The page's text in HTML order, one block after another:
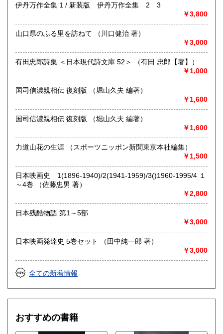
◆出張買取・本の整理・遺品整理・実家整理・生前整理・終
活 ご相談ください
沿線名：西鉄天神大牟田線
営業時間：13:00-18:00
定休日：不定休
◆人文科学・文藝・芸術・自然科学・社会科学などの専門書
はもちろん、昭和レトロなもの歓迎! 雑誌・レコード・戦時
◆大量の本の処分、不動産処分に伴う大量のモノの処分も併
◆福岡近郊はもちろん、大量の場合は九州一円・山口まで出
取り扱い分野
伊丹万作全集 1 / 新装版 伊丹万作全集 2 3
￥3,800
山口県のふる里を訪ねて （川口健治 著）
￥3,000
有田忠郎詩集 ＜日本現代詩文庫 52＞ （有田 忠郎【著】）
￥1,000
国司信濃親相伝 復刻版 （堀山久夫 編著）
￥1,600
国司信濃親相伝 復刻版 （堀山久夫 編著）
￥1,600
力道山花の生涯 （スポーツニッポン新聞東京本社編集）
￥1,500
日本映画史 1(1896-1940)/2(1941-1959)/3()1960-1995/4 １
～4巻 （佐藤忠男 著）
￥2,800
日本残酷物語 第1～5部
￥3,000
日本映画発達史 5巻セット （田中純一郎 著）
￥3,000
全ての新着情報
おすすめの書籍